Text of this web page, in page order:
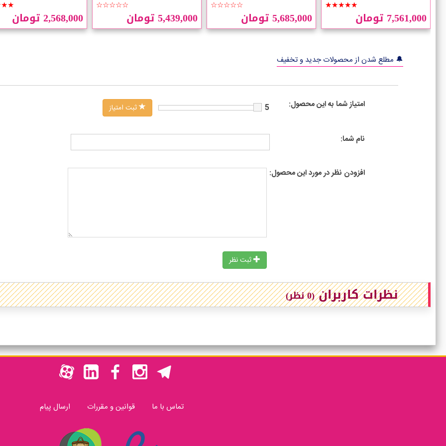
★★★★★
7,561,000 تومان
☆☆☆☆☆
5,685,000 تومان
☆☆☆☆☆
5,439,000 تومان 2,568,000 تومان
🔔 مطلع شدن از محصولات جدید و تخفیف
امتیاز شما به این محصول: 5 ثبت امتیاز
نام شما:
افزودن نظر در مورد این محصول:
ثبت نظر
نظرات کاربران(0 نظر)
تماس با ما قوانین و مقررات ارسال پیام